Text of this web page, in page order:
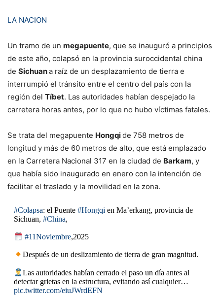
LA NACION
Un tramo de un megapuente, que se inauguró a principios
de este año, colapsó en la provincia suroccidental china
de Sichuana raíz de un desplazamiento de tierra e
interrumpió el tránsito entre el centro del país con la
región del Tíbet. Las autoridades habían despejado la
carretera horas antes, por lo que no hubo víctimas fatales.
Se trata del megapuente Hongqide 758 metros de
longitud y más de 60 metros de alto, que está emplazado
en la Carretera Nacional 317 en la ciudad de Barkam, y
que había sido inaugurado en enero con la intención de
facilitar el traslado y la movilidad en la zona.
#Colapsa: el Puente #Hongqi en Ma’erkang, provincia de
Sichuan, #China,
#11Noviembre,2025
Después de un deslizamiento de tierra de gran magnitud.
Las autoridades habían cerrado el paso un día antes al
detectar grietas en la estructura, evitando así cualquier…
pic.twitter.com/eiuJWrdEFN